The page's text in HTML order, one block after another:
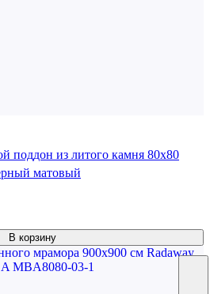
поддон из литого камня 80x80
матовый
В корзину